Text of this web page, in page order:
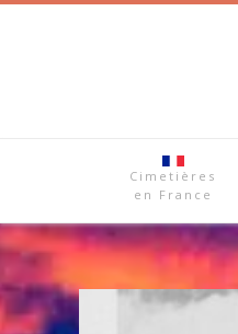
Cimetières
en France